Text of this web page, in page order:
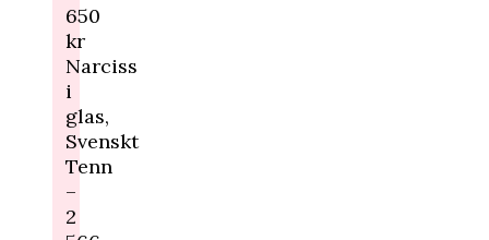
650
kr
Narciss
i
glas,
Svenskt
Tenn
–
2